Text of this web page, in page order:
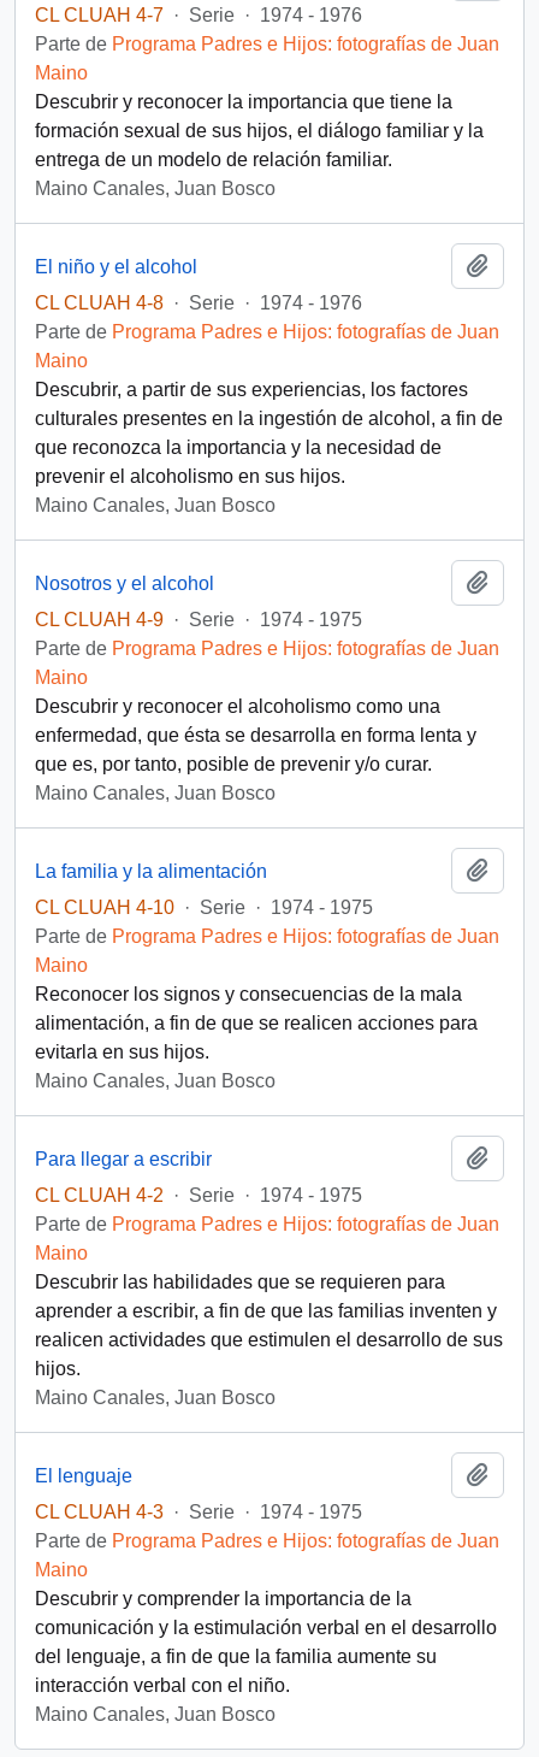
CL CLUAH 4-7 · Serie · 1974 - 1976
Parte de Programa Padres e Hijos: fotografías de Juan
Maino
Descubrir y reconocer la importancia que tiene la
formación sexual de sus hijos, el diálogo familiar y la
entrega de un modelo de relación familiar.
Maino Canales, Juan Bosco
El niño y el alcohol
CL CLUAH 4-8 · Serie · 1974 - 1976
Parte de Programa Padres e Hijos: fotografías de Juan
Maino
Descubrir, a partir de sus experiencias, los factores
culturales presentes en la ingestión de alcohol, a fin de
que reconozca la importancia y la necesidad de
prevenir el alcoholismo en sus hijos.
Maino Canales, Juan Bosco
Nosotros y el alcohol
CL CLUAH 4-9 · Serie · 1974 - 1975
Parte de Programa Padres e Hijos: fotografías de Juan
Maino
Descubrir y reconocer el alcoholismo como una
enfermedad, que ésta se desarrolla en forma lenta y
que es, por tanto, posible de prevenir y/o curar.
Maino Canales, Juan Bosco
La familia y la alimentación
CL CLUAH 4-10 · Serie · 1974 - 1975
Parte de Programa Padres e Hijos: fotografías de Juan
Maino
Reconocer los signos y consecuencias de la mala
alimentación, a fin de que se realicen acciones para
evitarla en sus hijos.
Maino Canales, Juan Bosco
Para llegar a escribir
CL CLUAH 4-2
· Serie · 1974 - 1975
Parte de Programa Padres e Hijos: fotografías de Juan
Maino
Descubrir las habilidades que se requieren para
aprender a escribir, a fin de que las familias inventen y
realicen actividades que estimulen el desarrollo de sus
hijos.
Maino Canales, Juan Bosco
El lenguaje
CL CLUAH 4-3 · Serie · 1974 - 1975
Parte de Programa Padres e Hijos: fotografías de Juan
Maino
Descubrir y comprender la importancia de la
comunicación y la estimulación verbal en el desarrollo
del lenguaje, a fin de que la familia aumente su
interacción verbal con el niño.
Maino Canales, Juan Bosco